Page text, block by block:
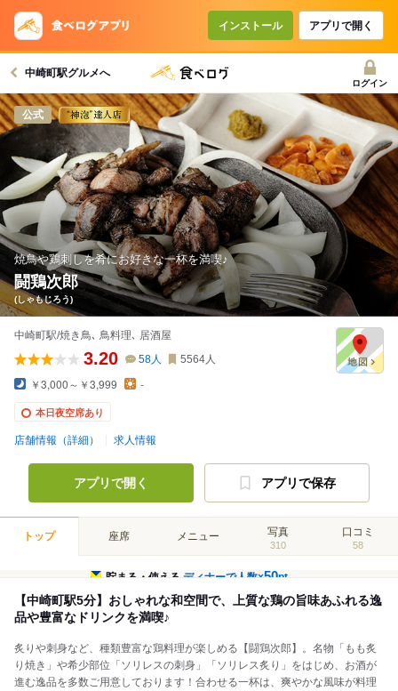
インストール アプリで開く
中崎町駅グルメへ
ログイン
公式
焼鳥や鶏刺しを肴にお好きな一杯を満喫♪
闘鶏次郎
(しゃもじろう)
中崎町駅/焼き鳥､ 鳥料理､ 居酒屋
3.20 58人 5564人
￥3,000～￥3,999 -
本日夜空席あり
店舗情報（詳細） 求人情報
アプリで開く アプリで保存
トップ 座席 メニュー 写真
310
口コミ
58
貯まる・使えるディナーで人数×50pt
【中崎町駅5分】おしゃれな和空間で、上質な鶏の旨味あふれる逸
品や豊富なドリンクを満喫♪
炙りや刺身など、種類豊富な鶏料理が楽しめる【闘鶏次郎】。名物「もも炙
り焼き」や希少部位「ソリレスの刺身」「ソリレス炙り」をはじめ、お酒が
進む逸品を多数ご用意しております！合わせる一杯は、爽やかな風味が料理